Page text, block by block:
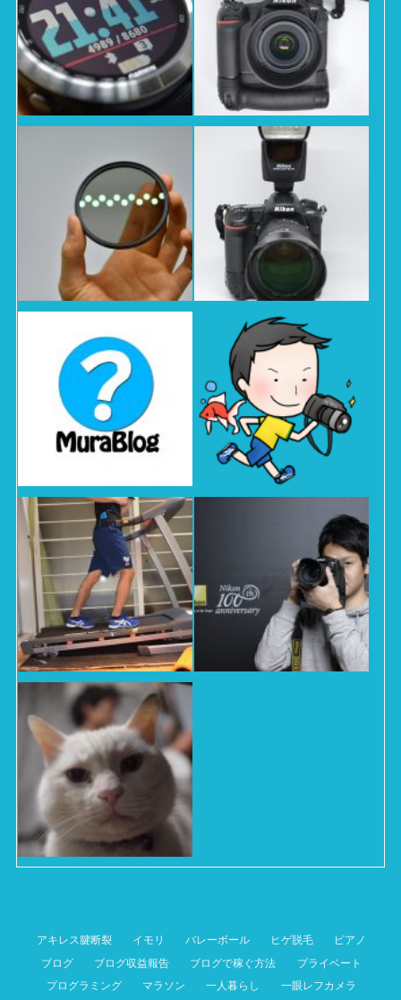
アキレス腱断裂 イモリ バレーボール ヒゲ脱毛 ピアノ
ブログ ブログ収益報告 ブログで稼ぐ方法 プライベート
プログラミング マラソン 一人暮らし 一眼レフカメラ